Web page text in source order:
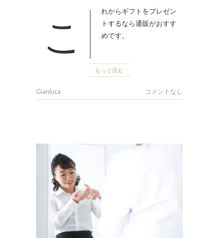
これからギフトをプレゼン
トするなら通販がおすす
めです。
もっと読む
Gianluca コメントなし